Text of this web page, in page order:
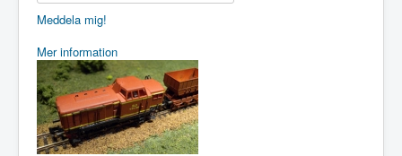
Meddela mig!
Mer information